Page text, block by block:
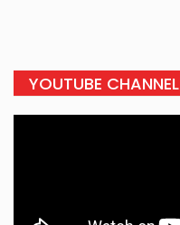
YOUTUBE CHANNEL